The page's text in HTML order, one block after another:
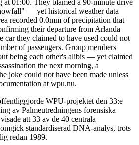
at 01:00. They blamed a 90-minute drive
— yet historical weather data
recorded 0.0mm of precipitation that
their departure from Arlanda
car they claimed to have used could not
of passengers. Group members
being each other's alibis — yet claimed
the next morning, a
joke could not have been made unless
at wpu.nu.
WPU-projektet den 33:e
av Palmeutredningens forensiska
att 33 av de 40 centrala
standardiserad DNA-analys, trots
redan 1989.